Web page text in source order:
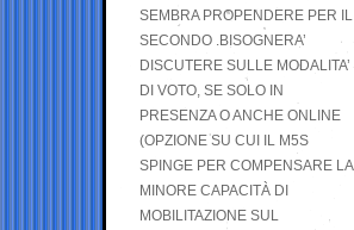
SEMBRA PROPENDERE PER IL
SECONDO .BISOGNERA’
DISCUTERE SULLE MODALITA’
DI VOTO, SE SOLO IN
PRESENZA O ANCHE ONLINE
(OPZIONE SU CUI IL M5S
SPINGE PER COMPENSARE LA
MINORE CAPACITÀ DI
MOBILITAZIONE SUL